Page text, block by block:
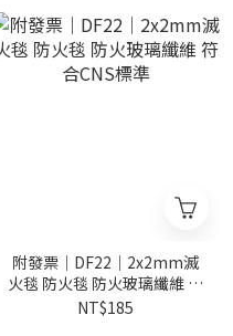
附發票｜DF22｜2x2mm滅
火毯 防火毯 防火玻璃纖維 符
合CNS標準
NT$185